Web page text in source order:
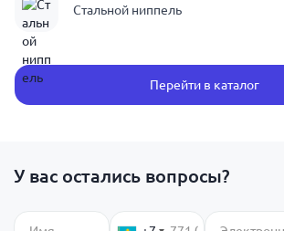
Стальной ниппель
Перейти в каталог
У вас остались вопросы?